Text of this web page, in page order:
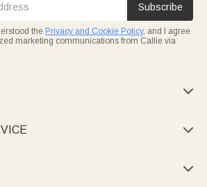
Subscribe
the Privacy and Cookie Policy, and I agree
marketing communications from Callie via


